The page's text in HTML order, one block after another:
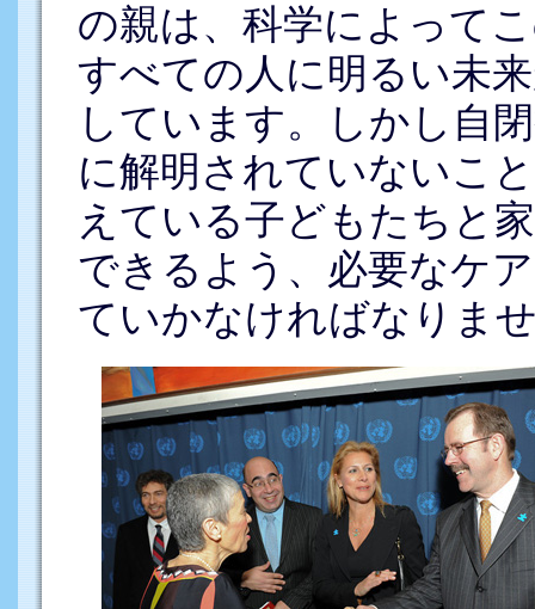
の親は、科学によって
すべての人に明るい未
しています。しかし自
に解明されていないこ
えている子どもたちと
できるよう、必要なケ
ていかなければなりま